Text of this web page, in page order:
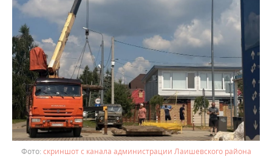
скриншот с канала администрации Лаишевского района